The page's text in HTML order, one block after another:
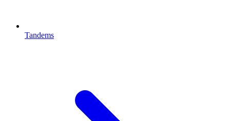
Tandems